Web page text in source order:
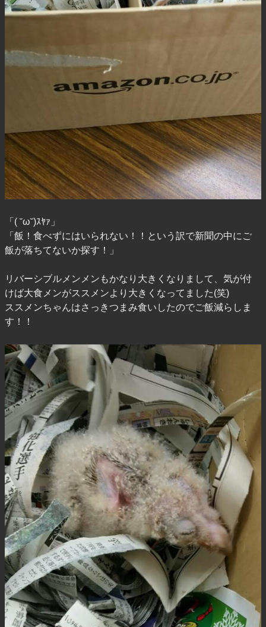
「( ˘ω˘)ｽﾔｧ」
「飯！食べずにはいられない！！という訳で新聞の中にご
飯が落ちてないか探す！」
リバーシブルメンメンもかなり大きくなりまして、気が付
けば大食メンがススメンより大きくなってました(笑)
ススメンちゃんはさっきつまみ食いしたのでご飯減らしま
す！！